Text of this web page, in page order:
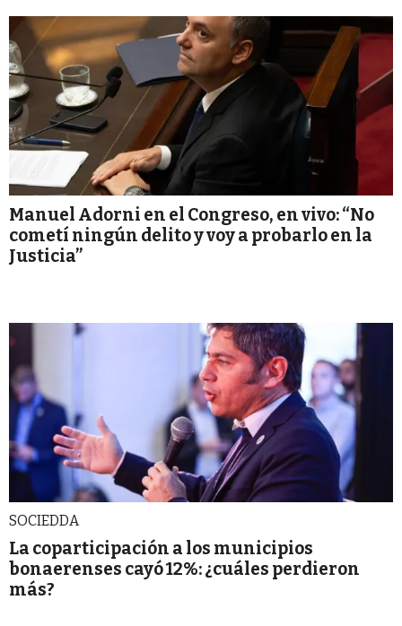
Manuel Adorni en el Congreso, en vivo: “No
cometí ningún delito y voy a probarlo en la
Justicia”
SOCIEDDA
La coparticipación a los municipios
bonaerenses cayó 12%: ¿cuáles perdieron
más?